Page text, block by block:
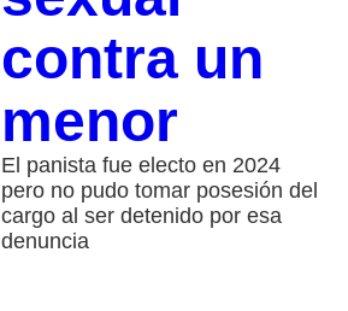
contra un
menor
El panista fue electo en 2024
pero no pudo tomar posesión del
cargo al ser detenido por esa
denuncia